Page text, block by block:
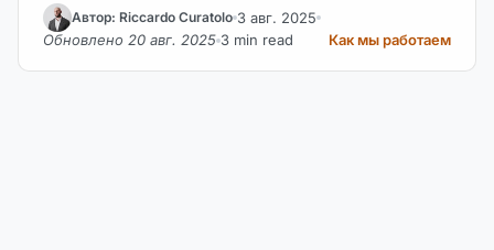
Автор: Riccardo Curatolo 3 авг. 2025
Обновлено 20 авг. 2025 3 min read Как мы работаем